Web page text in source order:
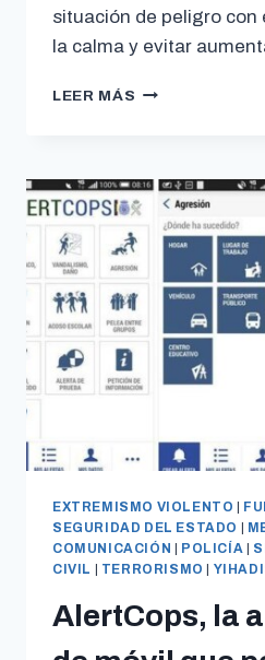
situación de peligro con
la calma y evitar
LEER MÁS
EXTREMISMO VIOLENTO
SEGURIDAD DEL ESTADO
COMUNICACIÓN
POLICÍA
CIVIL
TERRORISMO
AlertCops, la